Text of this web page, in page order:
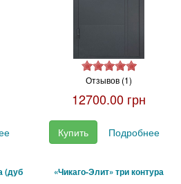
Отзывов (1)
12700.00 грн
Купить Подробнее
(дуб
«Чикаго-Элит» три контура